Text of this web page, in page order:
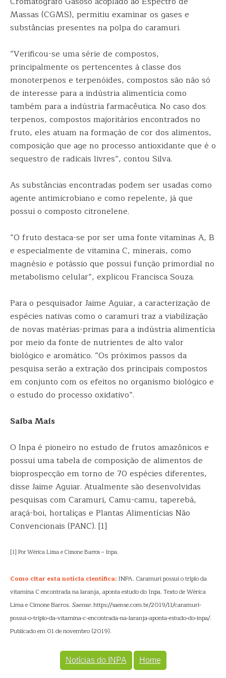
Massas (CGMS), permitiu examinar os gases e
substâncias presentes na polpa do caramuri.
“Verificou-se uma série de compostos,
principalmente os pertencentes à classe dos
monoterpenos e terpenóides, compostos são não só
de interesse para a indústria alimentícia como
também para a indústria farmacêutica. No caso dos
terpenos, compostos majoritários encontrados no
fruto, eles atuam na formação de cor dos alimentos,
composição que age no processo antioxidante que é o
sequestro de radicais livres”, contou Silva.
As substâncias encontradas podem ser usadas como
agente antimicrobiano e como repelente, já que
possui o composto citronelene.
“O fruto destaca-se por ser uma fonte vitaminas A, B
e especialmente de vitamina C, minerais, como
magnésio e potássio que possui função primordial no
metabolismo celular”, explicou Francisca Souza.
Para o pesquisador Jaime Aguiar, a caracterização de
espécies nativas como o caramuri traz a viabilização
de novas matérias-primas para a indústria alimentícia
por meio da fonte de nutrientes de alto valor
biológico e aromático. “Os próximos passos da
pesquisa serão a extração dos principais compostos
em conjunto com os efeitos no organismo biológico e
o estudo do processo oxidativo”.
Saiba Mais
O Inpa é pioneiro no estudo de frutos amazônicos e
possui uma tabela de composição de alimentos de
bioprospecção em torno de 70 espécies diferentes,
disse Jaime Aguiar. Atualmente são desenvolvidas
pesquisas com Caramuri, Camu-camu, taperebá,
araçá-boi, hortaliças e Plantas Alimentícias Não
Convencionais (PANC). [1]
[1] Por Wérica Lima e Cimone Barros – Inpa.
Como citar esta notícia científica: INPA. Caramuri possui o triplo da
vitamina C encontrada na laranja, aponta estudo do Inpa. Texto de Wérica
Lima e Cimone Barros. Saense. https://saense.com.br/2019/11/caramuri-
possui-o-triplo-da-vitamina-c-encontrada-na-laranja-aponta-estudo-do-inpa/.
Publicado em 01 de novembro (2019).
Notícias do INPA Home